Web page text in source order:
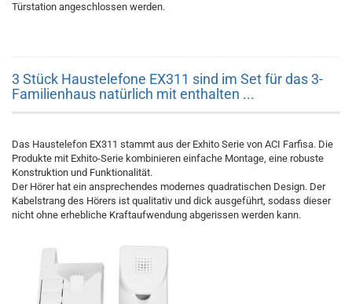
Türstation angeschlossen werden.
3 Stück Haustelefone EX311 sind im Set für das 3-
Familienhaus natürlich mit enthalten ...
Das Haustelefon EX311 stammt aus der Exhito Serie von ACI Farfisa. Die
Produkte mit Exhito-Serie kombinieren einfache Montage, eine robuste
Konstruktion und Funktionalität.
Der Hörer hat ein ansprechendes modernes quadratischen Design. Der
Kabelstrang des Hörers ist qualitativ und dick ausgeführt, sodass dieser
nicht ohne erhebliche Kraftaufwendung abgerissen werden kann.